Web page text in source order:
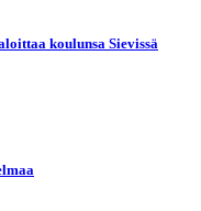
koulunsa Sievissä